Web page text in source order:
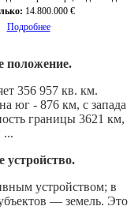
14.800.000 €
Подробнее
положение.
356 957 кв. км.
юг - 876 км, с запада
границы 3621 км,
...
устройство.
устройством; в
— земель. Это